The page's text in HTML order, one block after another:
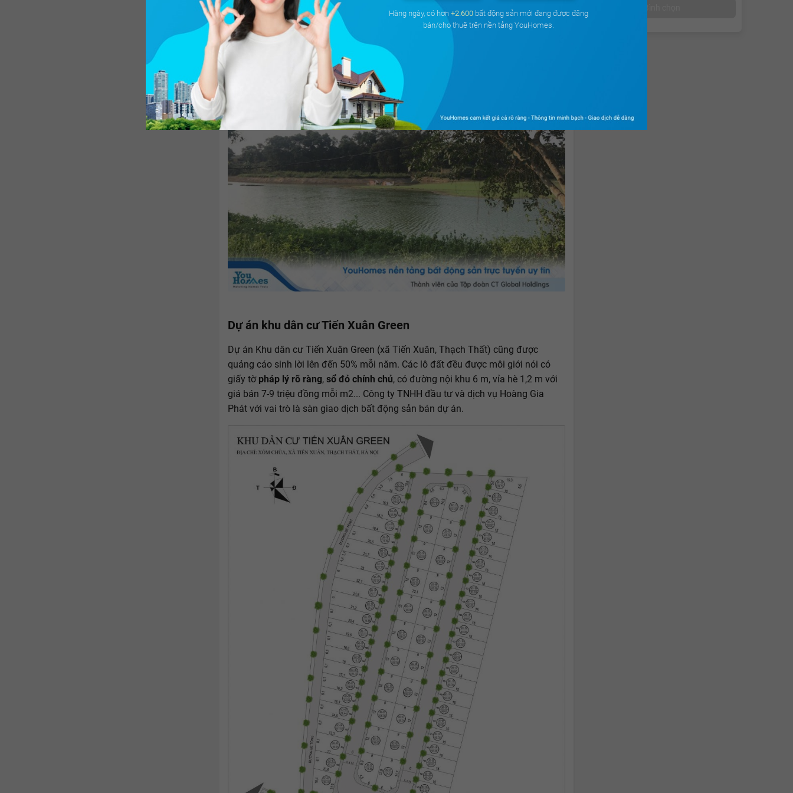
cây lâu nămvà nuôi trồng thủy sản
, với thời hạn sử dụng đất 46 năm (từ năm
2018 đến năm 2064).
Dự án khu dân cư Tiến Xuân Green
Dự án Khu dân cư Tiến Xuân Green (xã Tiến Xuân, Thạch Thất) cũng được
quảng cáo sinh lời lên đến 50% mỗi năm. Các lô đất đều được môi giới nói có
giấy tờ pháp lý rõ ràng, sổ đỏ chính chủ, có đường nội khu 6 m, vỉa hè 1,2 m với
giá bán 7-9 triệu đồng mỗi m2... Công ty TNHH đầu tư và dịch vụ Hoàng Gia
Phát với vai trò là sàn giao dịch bất động sản bán dự án.
Hàng ngày, có hơn +2.600 bất động sản mới đang được đăng
bán/cho thuê trên nền tảng YouHomes.